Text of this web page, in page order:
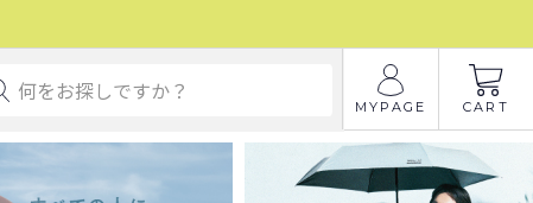
MYPAGE CART